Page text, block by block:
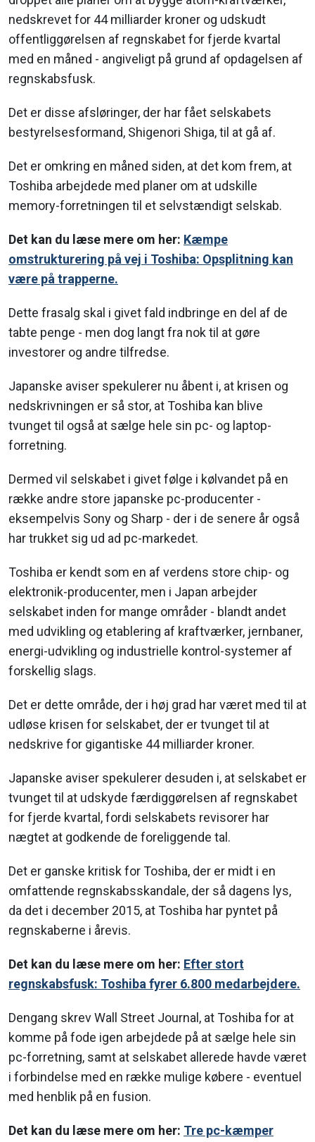
nedskrevet for 44 milliarder kroner og udskudt
offentliggørelsen af regnskabet for fjerde kvartal
med en måned - angiveligt på grund af opdagelsen af
regnskabsfusk.
Det er disse afsløringer, der har fået selskabets
bestyrelsesformand, Shigenori Shiga, til at gå af.
Det er omkring en måned siden, at det kom frem, at
Toshiba arbejdede med planer om at udskille
memory-forretningen til et selvstændigt selskab.
Det kan du læse mere om her: Kæmpe
omstrukturering på vej i Toshiba: Opsplitning kan
være på trapperne.
Dette frasalg skal i givet fald indbringe en del af de
tabte penge - men dog langt fra nok til at gøre
investorer og andre tilfredse.
Japanske aviser spekulerer nu åbent i, at krisen og
nedskrivningen er så stor, at Toshiba kan blive
tvunget til også at sælge hele sin pc- og laptop-
forretning.
Dermed vil selskabet i givet følge i kølvandet på en
række andre store japanske pc-producenter -
eksempelvis Sony og Sharp - der i de senere år også
har trukket sig ud ad pc-markedet.
Toshiba er kendt som en af verdens store chip- og
elektronik-producenter, men i Japan arbejder
selskabet inden for mange områder - blandt andet
med udvikling og etablering af kraftværker, jernbaner,
energi-udvikling og industrielle kontrol-systemer af
forskellig slags.
Det er dette område, der i høj grad har været med til at
udløse krisen for selskabet, der er tvunget til at
nedskrive for gigantiske 44 milliarder kroner.
Japanske aviser spekulerer desuden i, at selskabet er
tvunget til at udskyde færdiggørelsen af regnskabet
for fjerde kvartal, fordi selskabets revisorer har
nægtet at godkende de foreliggende tal.
Det er ganske kritisk for Toshiba, der er midt i en
omfattende regnskabsskandale, der så dagens lys,
da det i december 2015, at Toshiba har pyntet på
regnskaberne i årevis.
Det kan du læse mere om her: Efter stort
regnskabsfusk: Toshiba fyrer 6.800 medarbejdere.
Dengang skrev Wall Street Journal, at Toshiba for at
komme på fode igen arbejdede på at sælge hele sin
pc-forretning, samt at selskabet allerede havde været
i forbindelse med en række mulige købere - eventuel
med henblik på en fusion.
Det kan du læse mere om her: Tre pc-kæmper